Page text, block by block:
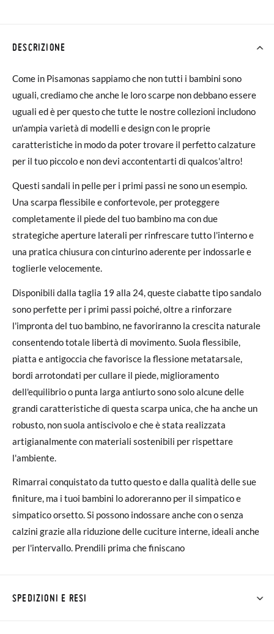
DESCRIZIONE
Come in Pisamonas sappiamo che non tutti i bambini sono
uguali, crediamo che anche le loro scarpe non debbano essere
uguali ed è per questo che tutte le nostre collezioni includono
un'ampia varietà di modelli e design con le proprie
caratteristiche in modo da poter trovare il perfetto calzature
per il tuo piccolo e non devi accontentarti di qualcos'altro!
Questi sandali in pelle per i primi passi ne sono un esempio.
Una scarpa flessibile e confortevole, per proteggere
completamente il piede del tuo bambino ma con due
strategiche aperture laterali per rinfrescare tutto l'interno e
una pratica chiusura con cinturino aderente per indossarle e
toglierle velocemente.
Disponibili dalla taglia 19 alla 24, queste ciabatte tipo sandalo
sono perfette per i primi passi poiché, oltre a rinforzare
l'impronta del tuo bambino, ne favoriranno la crescita naturale
consentendo totale libertà di movimento. Suola flessibile,
piatta e antigoccia che favorisce la flessione metatarsale,
bordi arrotondati per cullare il piede, miglioramento
dell'equilibrio o punta larga antiurto sono solo alcune delle
grandi caratteristiche di questa scarpa unica, che ha anche un
robusto, non suola antiscivolo e che è stata realizzata
artigianalmente con materiali sostenibili per rispettare
l'ambiente.
Rimarrai conquistato da tutto questo e dalla qualità delle sue
finiture, ma i tuoi bambini lo adoreranno per il simpatico e
simpatico orsetto. Si possono indossare anche con o senza
calzini grazie alla riduzione delle cuciture interne, ideali anche
per l'intervallo. Prendili prima che finiscano
SPEDIZIONI E RESI